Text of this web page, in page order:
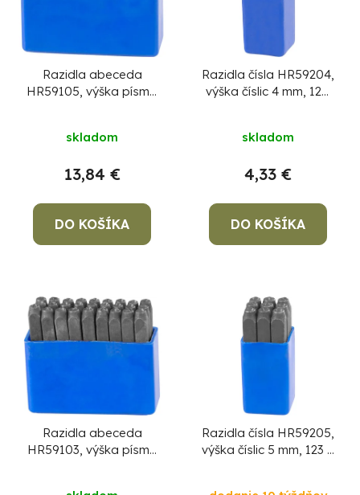
Razidla abeceda
HR59105, výška písma
skladom
13,84 €
DO KOŠÍKA
Razidla čísla HR59204,
výška číslic 4 mm, 123,
skladom
4,33 €
DO KOŠÍKA
Razidla abeceda
HR59103, výška písma
Razidla čísla HR59205,
výška číslic 5 mm, 123 9